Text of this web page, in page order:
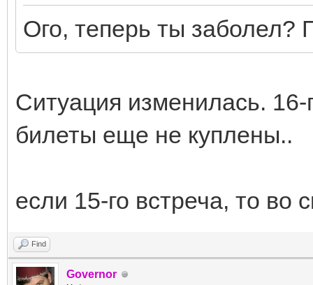
Ого, теперь ты заболел?
Ситуация изменилась.
билеты еще не куплены..
если 15-го встреча, то во
Find
Governor